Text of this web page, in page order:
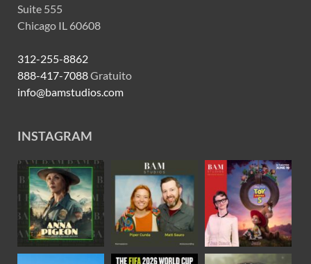
Suite 555
Chicago IL 60608
312-255-8862
888-417-7088Gratuito
info@bamstudios.com
INSTAGRAM